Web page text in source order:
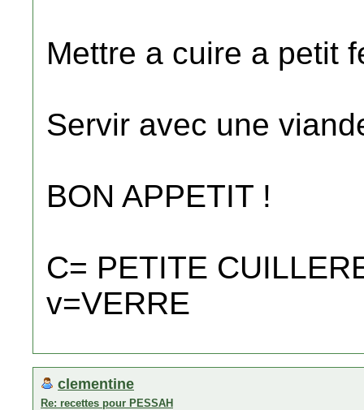
Mettre a cuire a petit
Servir avec une
BON APPETIT !
C= PETITE
v=VERRE
clementine
Re: recettes pour PESSAH